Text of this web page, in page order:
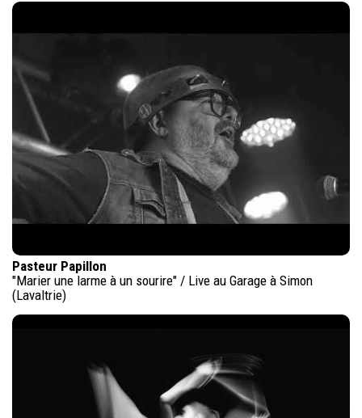
Pasteur Papillon
"Marier une larme à un sourire" / Live au Garage à Simon
(Lavaltrie)